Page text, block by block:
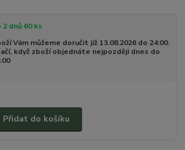
2 dnů 60 ks
Vám můžeme doručit již 13.08.2026 do 24:00.
když zboží objednáte nejpozději dnes do
Přidat do košíku